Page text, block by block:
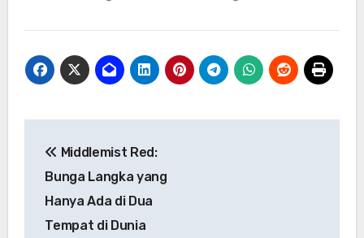
pos
Middlemist Red:
Bunga Langka yang
Hanya Ada di Dua
Tempat di Dunia